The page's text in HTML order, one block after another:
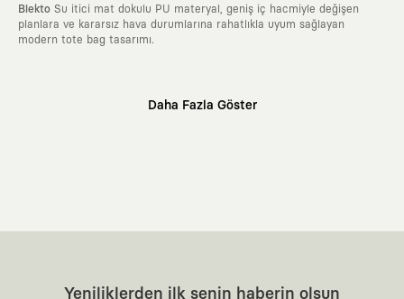
Blekto Su itici mat dokulu PU materyal, geniş iç hacmiyle değişen
planlara ve kararsız hava durumlarına rahatlıkla uyum sağlayan
modern tote bag tasarımı.
dolabının en değerli parçası olarak kalacak, hikayesini ve estetik
Yaratıcı Bir Topluluk
KAFT, keşfetmeyi sevenlerin, sanata tutkuyla bağlı
Daha Fazla Göster
Yeniliklerden ilk senin haberin olsun